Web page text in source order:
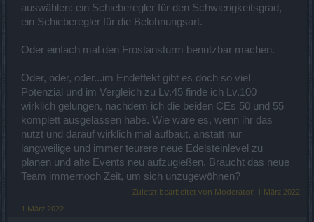
auswählen: ein Schieberegler für den Schwierigkeitsgrad,
ein Schieberegler für die Belohnungsart.
Oder einfach mal den Frostansturm benutzbar machen.
Oder, oder, oder...im Endeffekt gibt es doch so viel
Potenzial und im Vergleich zu Lv.45 finde ich Lv.100
wirklich gelungen, nachdem ich die beiden CEs 50 und 55
komplett ausgelassen habe. Wie wäre es, wenn ihr das
nutzt und darauf wirklich mal aufbaut, anstatt nur
langweilige und immer teurere neue Edelsteinlevel zu
planen und alte Events neu aufzugießen. Braucht das neue
Team immernoch Zeit, um sich unzugewöhnen?
Zuletzt bearbeitet von Moderator: 1 März 2022
1 März 2022